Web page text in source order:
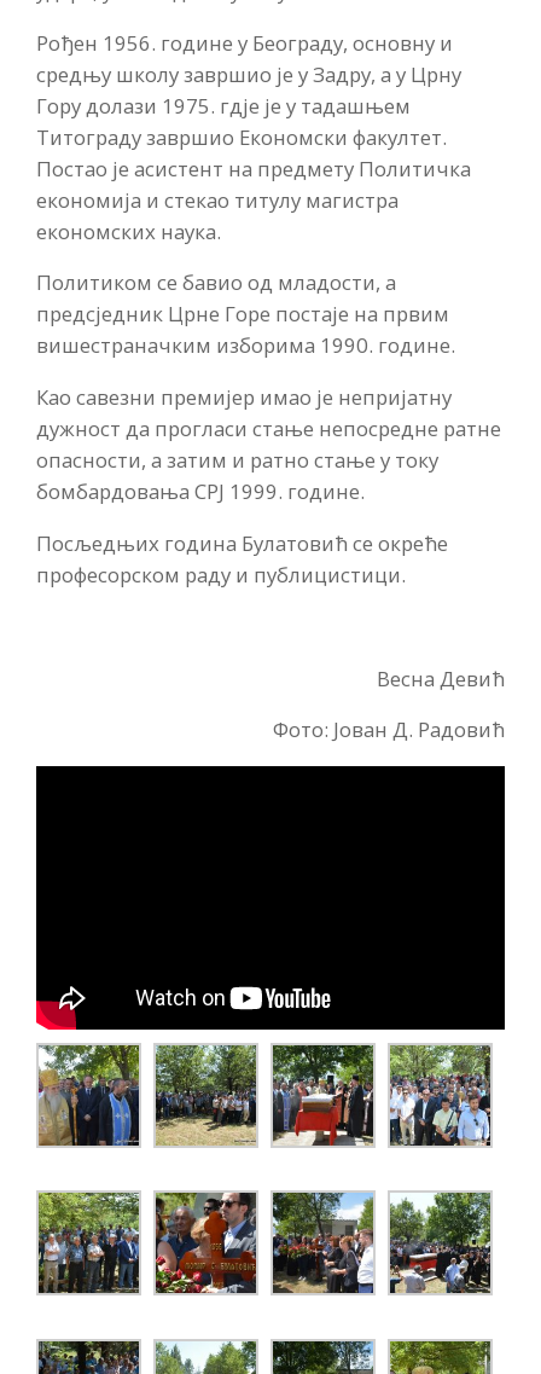
Рођен 1956. године у Београду, основну и
средњу школу завршио је у Задру, а у Црну
Гору долази 1975. гдје је у тадашњем
Титограду завршио Економски факултет.
Постао је асистент на предмету Политичка
економија и стекао титулу магистра
економских наука.
Политиком се бавио од младости, а
предсједник Црне Горе постаје на првим
вишестраначким изборима 1990. године.
Као савезни премијер имао је непријатну
дужност да прогласи стање непосредне ратне
опасности, а затим и ратно стање у току
бомбардовања СРЈ 1999. године.
Посљедњих година Булатовић се окреће
професорском раду и публицистици.
Весна Девић
Фото: Јован Д. Радовић